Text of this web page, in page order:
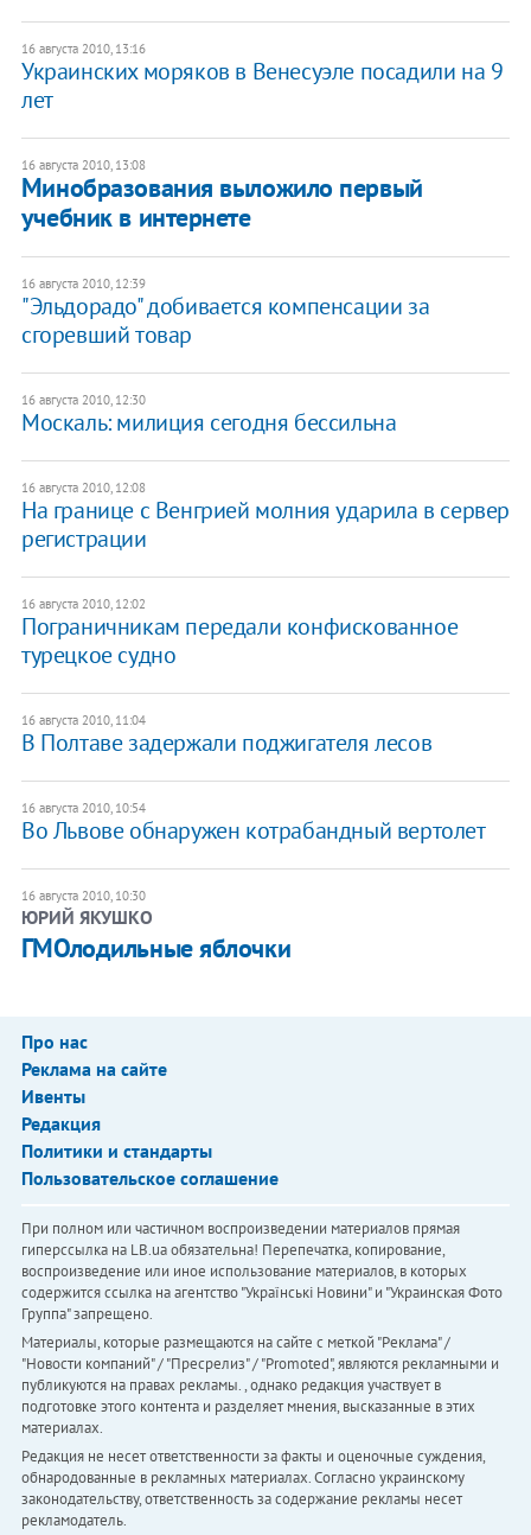
16 августа 2010, 13:16
Украинских моряков в Венесуэле посадили на 9
лет
16 августа 2010, 13:08
Минобразования выложило первый
учебник в интернете
16 августа 2010, 12:39
"Эльдорадо" добивается компенсации за
сгоревший товар
16 августа 2010, 12:30
Москаль: милиция сегодня бессильна
16 августа 2010, 12:08
На границе с Венгрией молния ударила в сервер
регистрации
16 августа 2010, 12:02
Пограничникам передали конфискованное
турецкое судно
16 августа 2010, 11:04
В Полтаве задержали поджигателя лесов
16 августа 2010, 10:54
Во Львове обнаружен котрабандный вертолет
16 августа 2010, 10:30
ЮРИЙ ЯКУШКО
ГМОлодильные яблочки
Про нас
Реклама на сайте
Ивенты
Редакция
Политики и стандарты
Пользовательское соглашение
При полном или частичном воспроизведении материалов прямая
гиперссылка на LB.ua обязательна! Перепечатка, копирование,
воспроизведение или иное использование материалов, в которых
содержится ссылка на агентство "Українськi Новини" и "Украинская Фото
Группа" запрещено.
Материалы, которые размещаются на сайте с меткой "Реклама" /
"Новости компаний" / "Пресрелиз" / "Promoted", являются рекламными и
публикуются на правах рекламы. , однако редакция участвует в
подготовке этого контента и разделяет мнения, высказанные в этих
материалах.
Редакция не несет ответственности за факты и оценочные суждения,
обнародованные в рекламных материалах. Согласно украинскому
законодательству, ответственность за содержание рекламы несет
рекламодатель.